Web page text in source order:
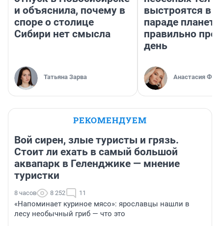
и объяснила, почему в
споре о столице
Сибири нет смысла
Татьяна Зарва
выстроятся в
параде планет
правильно
день
Анастасия
РЕКОМЕНДУЕМ
Вой сирен, злые туристы и грязь.
Стоит ли ехать в самый большой
аквапарк в Геленджике — мнение
туристки
8 часов 8 252 11
«Напоминает куриное мясо»: ярославцы нашли в
лесу необычный гриб — что это